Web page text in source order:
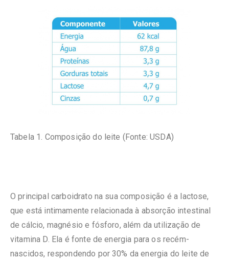
Tabela 1. Composição do leite (Fonte: USDA)
O principal carboidrato na sua composição é a lactose,
que está intimamente relacionada à absorção intestinal
de cálcio, magnésio e fósforo, além da utilização de
vitamina D. Ela é fonte de energia para os recém-
nascidos, respondendo por 30% da energia do leite de